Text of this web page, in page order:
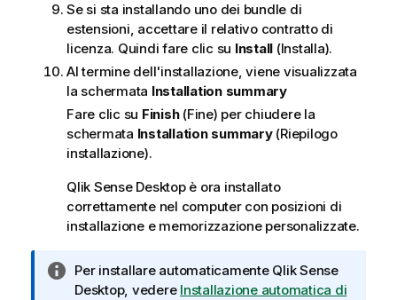
Se si sta installando uno dei bundle di
estensioni, accettare il relativo contratto di
licenza. Quindi fare clic su Install (Installa).
Al termine dell'installazione, viene visualizzata
la schermata Installation summary
Fare clic su Finish(Fine) per chiudere la
schermata Installation summary(Riepilogo
installazione).
Qlik Sense Desktopè ora installato
correttamente nel computer con posizioni di
installazione e memorizzazione personalizzate.
N
o
Per installare automaticamente Qlik Sense
Desktop, vedere Installazione automatica di